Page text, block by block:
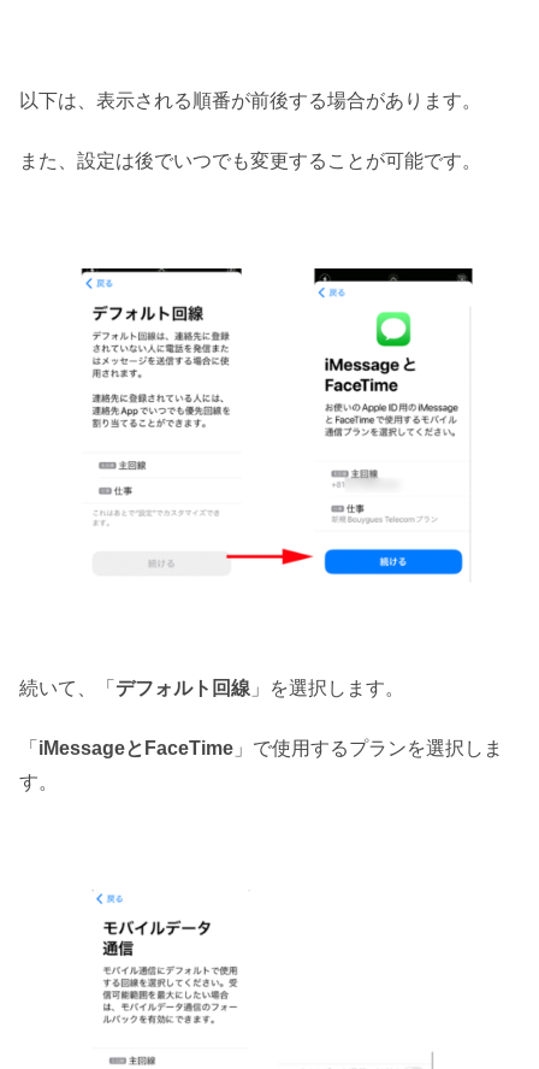
以下は、表示される順番が前後する場合があります。
また、設定は後でいつでも変更することが可能です。
続いて、「 デフォルト回線 」を選択します。
「 iMessageとFaceTime 」で使用するプランを選択しま
す。